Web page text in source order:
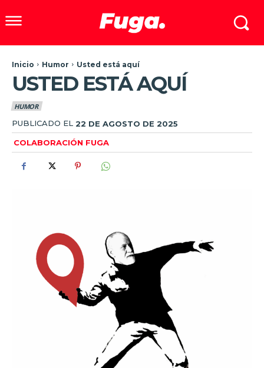
Inicio Humor Usted está aquí
USTED ESTÁ AQUÍ
HUMOR
PUBLICADO EL 22 DE AGOSTO DE 2025
COLABORACIÓN FUGA